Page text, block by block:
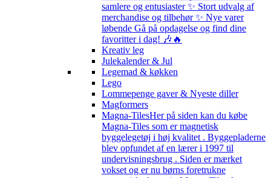
samlere og entusiaster ✨ Stort udvalg af
merchandise og tilbehør ✨ Nye varer
løbende Gå på opdagelse og find dine
favoritter i dag! 🎶🔥
Kreativ leg
Julekalender & Jul
Legemad & køkken
Lego
Lommepenge gaver & Nyeste diller
Magformers
Magna-TilesHer på siden kan du købe
Magna-Tiles som er magnetisk
byggelegetøj i høj kvalitet . Byggepladerne
blev opfundet af en lærer i 1997 til
undervisningsbrug . Siden er mærket
vokset og er nu børns foretrukne